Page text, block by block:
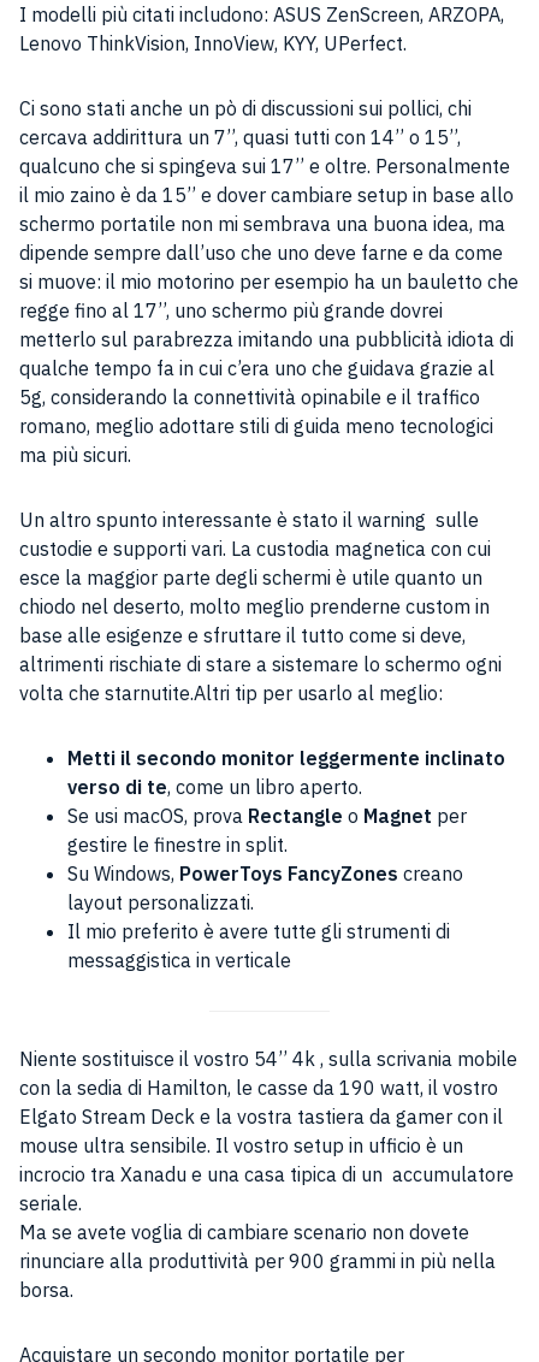
I modelli più citati includono: ASUS ZenScreen, ARZOPA,
Lenovo ThinkVision, InnoView, KYY, UPerfect.
Ci sono stati anche un pò di discussioni sui pollici, chi
cercava addirittura un 7’’, quasi tutti con 14’’ o 15’’,
qualcuno che si spingeva sui 17’’ e oltre. Personalmente
il mio zaino è da 15’’ e dover cambiare setup in base allo
schermo portatile non mi sembrava una buona idea, ma
dipende sempre dall’uso che uno deve farne e da come
si muove: il mio motorino per esempio ha un bauletto che
regge fino al 17’’, uno schermo più grande dovrei
metterlo sul parabrezza imitando una pubblicità idiota di
qualche tempo fa in cui c’era uno che guidava grazie al
5g, considerando la connettività opinabile e il traffico
romano, meglio adottare stili di guida meno tecnologici
ma più sicuri.
Un altro spunto interessante è stato il warning sulle
custodie e supporti vari. La custodia magnetica con cui
esce la maggior parte degli schermi è utile quanto un
chiodo nel deserto, molto meglio prenderne custom in
base alle esigenze e sfruttare il tutto come si deve,
altrimenti rischiate di stare a sistemare lo schermo ogni
volta che starnutite.Altri tip per usarlo al meglio:
Metti il secondo monitor leggermente inclinato
verso di te, come un libro aperto.
Se usi macOS, prova Rectangle o Magnet per
gestire le finestre in split.
Su Windows, PowerToys FancyZones creano
layout personalizzati.
Il mio preferito è avere tutte gli strumenti di
messaggistica in verticale
Niente sostituisce il vostro 54’’ 4k , sulla scrivania mobile
con la sedia di Hamilton, le casse da 190 watt, il vostro
Elgato Stream Deck e la vostra tastiera da gamer con il
mouse ultra sensibile. Il vostro setup in ufficio è un
incrocio tra Xanadu e una casa tipica di un accumulatore
seriale.
Ma se avete voglia di cambiare scenario non dovete
rinunciare alla produttività per 900 grammi in più nella
borsa.
Acquistare un secondo monitor portatile per